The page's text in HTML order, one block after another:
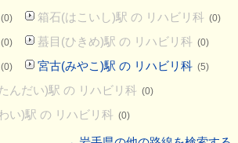
(0) 箱石(はこいし)駅 の リハビリ科 (0)
(0) 蟇目(ひきめ)駅 の リハビリ科 (0)
(0) 宮古(みやこ)駅 の リハビリ科 (5)
んだい)駅 の リハビリ科 (0)
い)駅 の リハビリ科 (0)